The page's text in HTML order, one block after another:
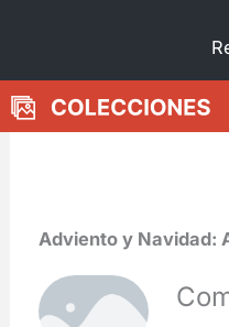
Adviento y Navidad: